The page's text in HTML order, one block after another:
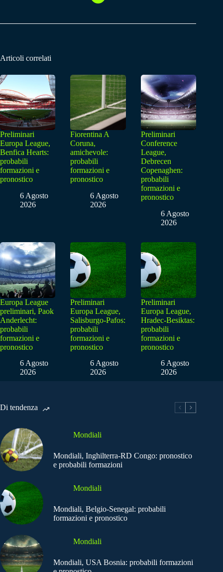
Articoli correlati
Preliminari
Europa League,
Benfica Hearts:
probabili
formazioni e
pronostico
6 Agosto
2026
Fiorentina A
Coruna,
amichevole:
probabili
formazioni e
pronostico
6 Agosto
2026
Preliminari
Conference
League,
Debrecen
Copenaghen:
probabili
formazioni e
pronostico
6 Agosto
2026
Europa League
preliminari, Paok
Anderlecht:
probabili
formazioni e
pronostico
6 Agosto
2026
Preliminari
Europa League,
Salisburgo-Pafos:
probabili
formazioni e
pronostico
6 Agosto
2026
Preliminari
Europa League,
Hradec-Besiktas:
probabili
formazioni e
pronostico
6 Agosto
2026
Di tendenza
Mondiali
Mondiali, Inghilterra-RD Congo: pronostico
e probabili formazioni
Mondiali
Mondiali, Belgio-Senegal: probabili
formazioni e pronostico
Mondiali
Mondiali, USA Bosnia: probabili formazioni